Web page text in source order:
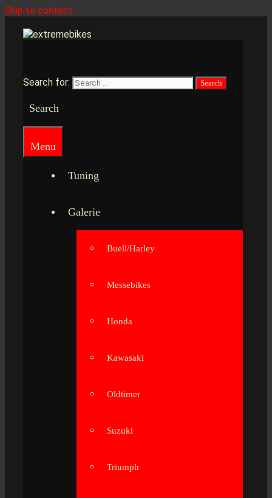
Skip to content
Search for:
Search
Menu
Tuning
Galerie
Buell/Harley
Messebikes
Honda
Kawasaki
Oldtimer
Suzuki
Triumph